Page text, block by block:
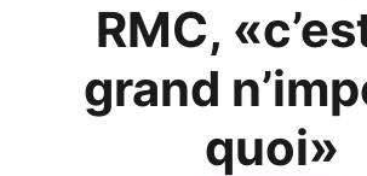
RMC,
grand
quoi»